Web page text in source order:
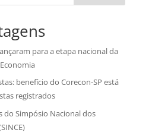
para a etapa nacional da
benefício do Corecon-SP está
registrados
do Simpósio Nacional dos